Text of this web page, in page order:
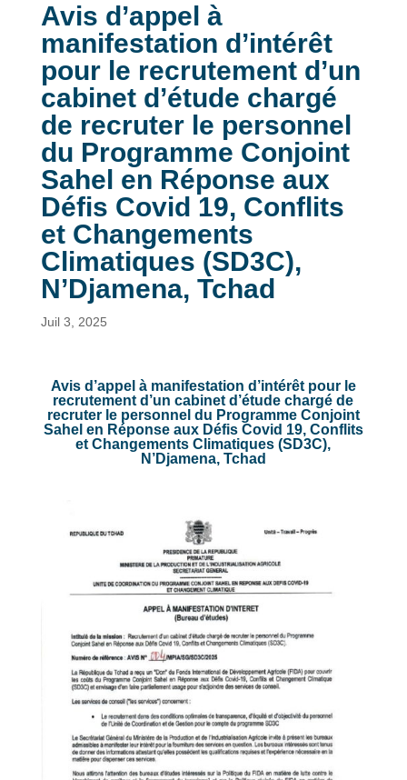
Avis d’appel à
manifestation d’intérêt
pour le recrutement d’un
cabinet d’étude chargé
de recruter le personnel
du Programme Conjoint
Sahel en Réponse aux
Défis Covid 19, Conflits
et Changements
Climatiques (SD3C),
N’Djamena, Tchad
Juil 3, 2025
Avis d’appel à manifestation d’intérêt pour le
recrutement d’un cabinet d’étude chargé de
recruter le personnel du Programme Conjoint
Sahel en Réponse aux Défis Covid 19, Conflits
et Changements Climatiques (SD3C),
N’Djamena, Tchad